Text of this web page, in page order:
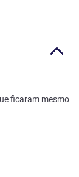
ficaram mesmo